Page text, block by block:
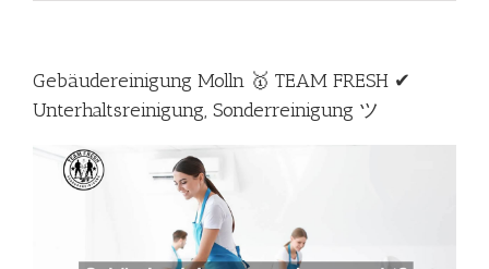
Gebäudereinigung Molln 🥇 TEAM FRESH ✔
Unterhaltsreinigung, Sonderreinigung ツ